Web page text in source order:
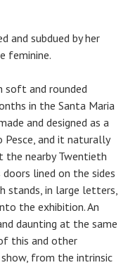
and subdued by her
feminine.
soft and rounded
in the Santa Maria
and designed as a
and it naturally
nearby Twentieth
doors lined on the sides
stands, in large letters,
the exhibition. An
daunting at the same
this and other
from the intrinsic